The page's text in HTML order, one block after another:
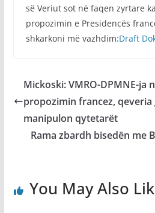
së Veriut sot në faqen zyrtare
propozimin e Presidencës
shkarkoni më vazhdim:Draft
Mickoski: VMRO-DPMNE-ja
propozimin francez, qeveria
manipulon qytetarët
Rama zbardh bisedën me
You May Also